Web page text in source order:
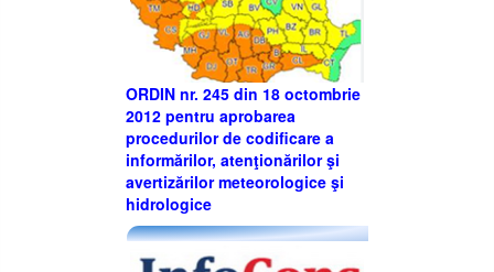
ORDIN nr. 245 din 18 octombrie
2012 pentru aprobarea
procedurilor de codificare a
informărilor, atenţionărilor şi
avertizărilor meteorologice şi
hidrologice